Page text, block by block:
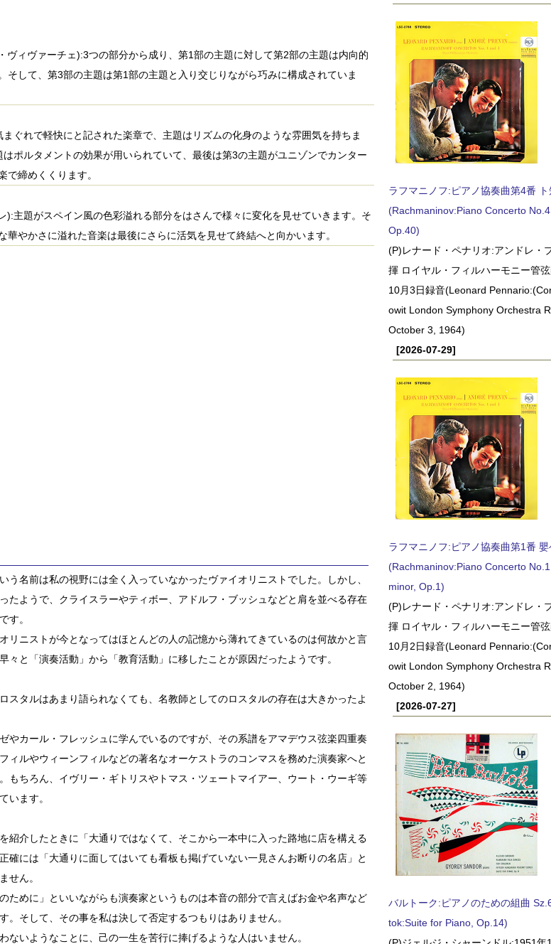
ヴィヴァーチェ):3つの部分から成り、第1部の主題に対して第2部の主題は内向的
そして、第3部の主題は第1部の主題と入り交じりながら巧みに構成されていま
ぐれで軽快にと記された楽章で、主題はリズムの化身のような雰囲気を持ちま
ポルタメントの効果が用いられていて、最後は第3の主題がユニゾンでカンター
で締めくくります。
):主題がスペイン風の色彩溢れる部分をはさんで様々に変化を見せていきます。そ
華やかさに溢れた音楽は最後にさらに活気を見せて終結へと向かいます。
う名前は私の視野には全く入っていなかったヴァイオリニストでした。しかし、
たようで、クライスラーやティボー、アドルフ・ブッシュなどと肩を並べる存在
す。
リニストが今となってはほとんどの人の記憶から薄れてきているのは何故かと言
々と「演奏活動」から「教育活動」に移したことが原因だったようです。
スタルはあまり語られなくても、名教師としてのロスタルの存在は大きかったよ
やカール・フレッシュに学んでいるのですが、その系譜をアマデウス弦楽四重奏
ィルやウィーンフィルなどの著名なオーケストラのコンマスを務めた演奏家へと
もちろん、イヴリー・ギトリスやトマス・ツェートマイアー、ウート・ウーギ等
います。
紹介したときに「大通りではなくて、そこから一本中に入った路地に店を構える
確には「大通りに面してはいても看板も掲げていない一見さんお断りの名店」と
せん。
ために」といいながらも演奏家というものは本音の部分で言えばお金や名声など
。そして、その事を私は決して否定するつもりはありません。
ないようなことに、己の一生を苦行に捧げるような人はいません。
ラフマニノフ:ピアノ協奏曲第4番
(Rachmaninov:Piano Concerto
Op.40)
(P)レナード・ペナリオ:アンドレ・
揮 ロイヤル・フィルハーモニー管
10月3日録音(Leonard
owit London Symphony Orchestra
October 3, 1964)
[2026-07-29]
ラフマニノフ:ピアノ協奏曲第1番
(Rachmaninov:Piano Concerto
minor, Op.1)
(P)レナード・ペナリオ:アンドレ・
揮 ロイヤル・フィルハーモニー管
10月2日録音(Leonard
owit London Symphony Orchestra
October 2, 1964)
[2026-07-27]
バルトーク:ピアノのための組曲
tok:Suite for Piano, Op.14)